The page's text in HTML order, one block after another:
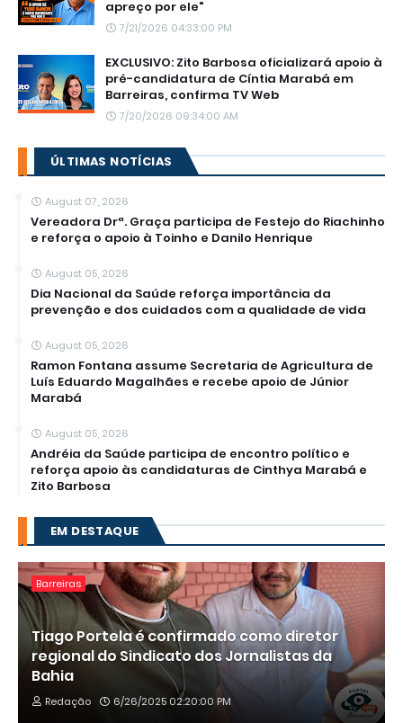
apreço por ele"
7/21/2026 04:33:00 PM
EXCLUSIVO: Zito Barbosa oficializará apoio à
pré-candidatura de Cíntia Marabá em
Barreiras, confirma TV Web
7/20/2026 09:34:00 AM
ÚLTIMAS NOTÍCIAS
August 07, 2026
Vereadora Drª. Graça participa de Festejo do Riachinho
e reforça o apoio à Toinho e Danilo Henrique
August 05, 2026
Dia Nacional da Saúde reforça importância da
prevenção e dos cuidados com a qualidade de vida
August 05, 2026
Ramon Fontana assume Secretaria de Agricultura de
Luís Eduardo Magalhães e recebe apoio de Júnior
Marabá
August 05, 2026
Andréia da Saúde participa de encontro político e
reforça apoio às candidaturas de Cinthya Marabá e
Zito Barbosa
EM DESTAQUE
Barreiras
Tiago Portela é confirmado como diretor
regional do Sindicato dos Jornalistas da
Bahia
Redação 6/26/2025 02:20:00 PM